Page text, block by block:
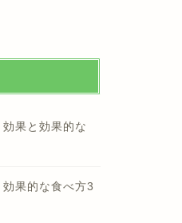
果と効果的な
果的な食べ方3